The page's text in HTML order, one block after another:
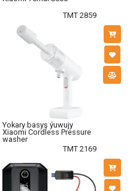
TMT 2859
Yokary basyş ýuwujy
Xiaomi Cordless Pressure
washer
TMT 2169